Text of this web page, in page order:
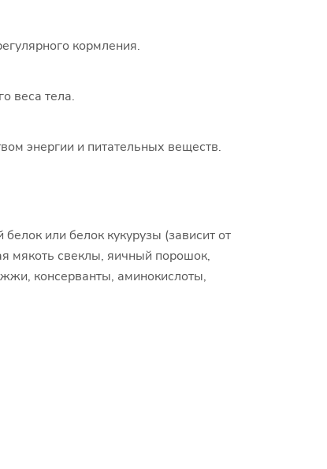
кормления.
веса тела.
энергии и питательных веществ.
или белок кукурузы (зависит от
мякоть свеклы, яичный порошок,
консерванты, аминокислоты,